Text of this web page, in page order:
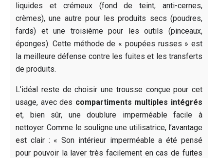
liquides et crémeux (fond de teint, anti-cernes,
crèmes), une autre pour les produits secs (poudres,
fards) et une troisième pour les outils (pinceaux,
éponges). Cette méthode de « poupées russes » est
la meilleure défense contre les fuites et les transferts
de produits.
L’idéal reste de choisir une trousse conçue pour cet
usage, avec des compartiments multiples intégrés
et, bien sûr, une doublure imperméable facile à
nettoyer. Comme le souligne une utilisatrice, l’avantage
est clair : « Son intérieur imperméable a été pensé
pour pouvoir la laver très facilement en cas de fuites